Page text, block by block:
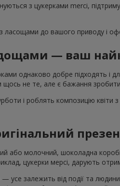
з цукерками merci,
ласощами до вашого приводу і
— ваш
однаково добре підходять і
щось не те, але є бажання
і роблять композицію
або молочний, шоколадна
цукерки мерсі, дарують
залежить від події та